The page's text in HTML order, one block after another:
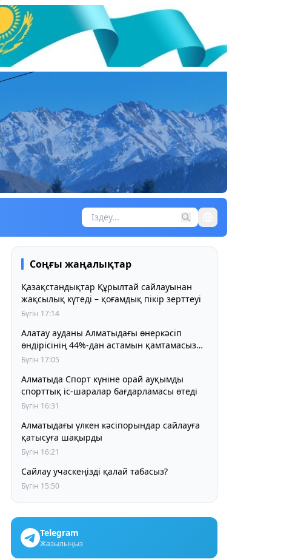
Соңғы жаңалықтар
Қазақстандықтар Құрылтай сайлауынан
жақсылық күтеді – қоғамдық пікір зерттеуі
Бүгін 17:14
Алатау ауданы Алматыдағы өнеркәсіп
өндірісінің 44%-дан астамын қамтамасыз
етіп отыр
Бүгін 17:05
Алматыда Спорт күніне орай ауқымды
спорттық іс-шаралар бағдарламасы өтеді
Бүгін 16:31
Алматыдағы үлкен кәсіпорындар сайлауға
қатысуға шақырды
Бүгін 16:21
Сайлау учаскеңізді қалай табасыз?
Бүгін 15:50
Telegram
Жазылыңыз